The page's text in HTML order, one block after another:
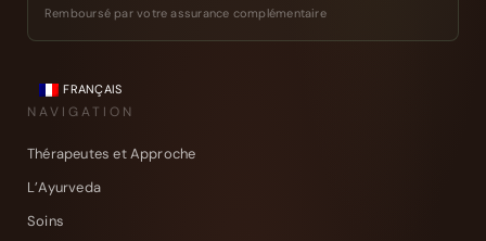
Remboursé par votre assurance complémentaire
FRANÇAIS
NAVIGATION
Thérapeutes et Approche
L’Ayurveda
Soins